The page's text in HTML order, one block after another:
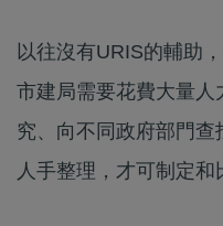
以往沒有URIS的輔助
市建局需要花費大量
究、向不同政府部門
人手整理，才可制定和